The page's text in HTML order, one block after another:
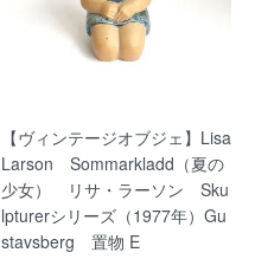
【ヴィンテージオブジェ】Lisa
Larson Sommarkladd（夏の
少女） リサ・ラーソン Sku
lpturerシリーズ（1977年）Gu
stavsberg 置物 E